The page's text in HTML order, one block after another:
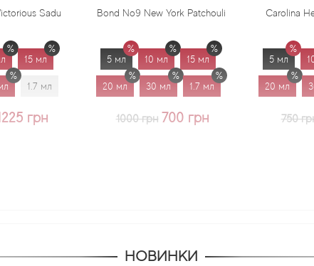
Bond No9 New York Patchouli
5 мл 15 мл
20 мл 1.7 мл
1000 грн 700 грн
Carolina Herrera Virgin Mint
5 мл 15 мл
20 мл 1.7 мл
625 грн
НОВИНКИ